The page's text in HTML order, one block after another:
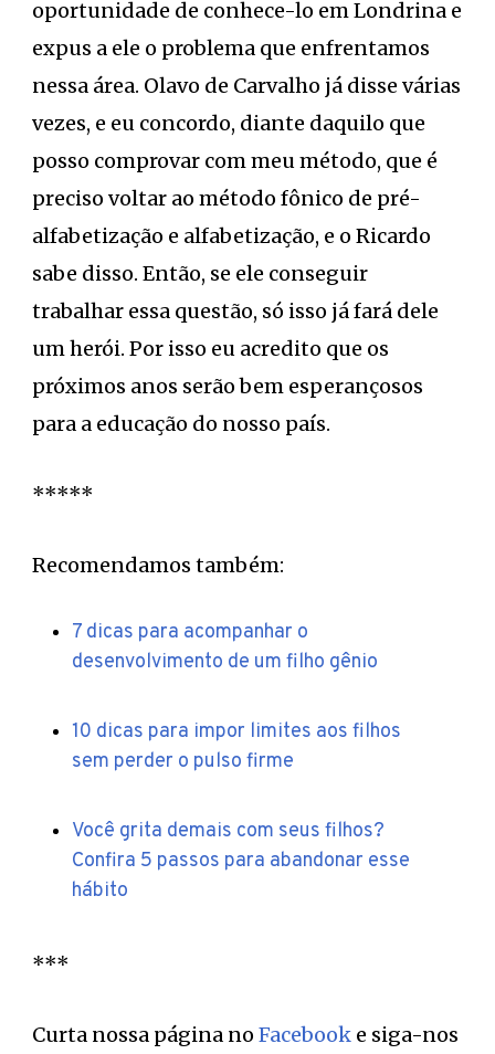
oportunidade de conhece-lo em Londrina e
expus a ele o problema que enfrentamos
nessa área. Olavo de Carvalho já disse várias
vezes, e eu concordo, diante daquilo que
posso comprovar com meu método, que é
preciso voltar ao método fônico de pré-
alfabetização e alfabetização, e o Ricardo
sabe disso. Então, se ele conseguir
trabalhar essa questão, só isso já fará dele
um herói. Por isso eu acredito que os
próximos anos serão bem esperançosos
para a educação do nosso país.
*****
Recomendamos também:
7 dicas para acompanhar o
desenvolvimento de um filho gênio
10 dicas para impor limites aos filhos
sem perder o pulso firme
Você grita demais com seus filhos?
Confira 5 passos para abandonar esse
hábito
***
Curta nossa página no Facebook e siga-nos